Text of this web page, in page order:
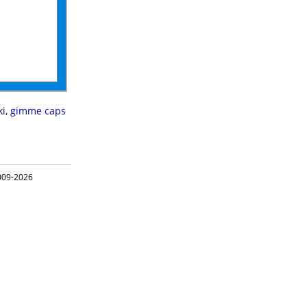
, gimme caps
2026